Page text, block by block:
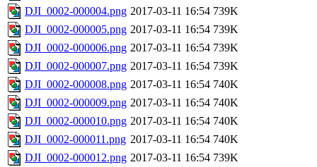
DJI_0002-000004.png 2017-03-11 16:54 739K
DJI_0002-000005.png 2017-03-11 16:54 739K
DJI_0002-000006.png 2017-03-11 16:54 739K
DJI_0002-000007.png 2017-03-11 16:54 739K
DJI_0002-000008.png 2017-03-11 16:54 740K
DJI_0002-000009.png 2017-03-11 16:54 740K
DJI_0002-000010.png 2017-03-11 16:54 740K
DJI_0002-000011.png 2017-03-11 16:54 740K
DJI_0002-000012.png 2017-03-11 16:54 739K